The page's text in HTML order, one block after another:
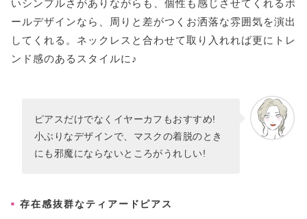
いシンプルさがありながらも、個性も感じさせてくれるボ
ールデザインなら、周りと差がつくお洒落な雰囲気を演出
してくれる。ネックレスと合わせて取り入れれば更にトレ
ンド感のあるスタイルに♪
ピアスだけでなくイヤーカフもおすすめ!
小ぶりなデザインで、マスクの着脱のとき
にも邪魔にならないところがうれしい!
存在感抜群なティアードピアス